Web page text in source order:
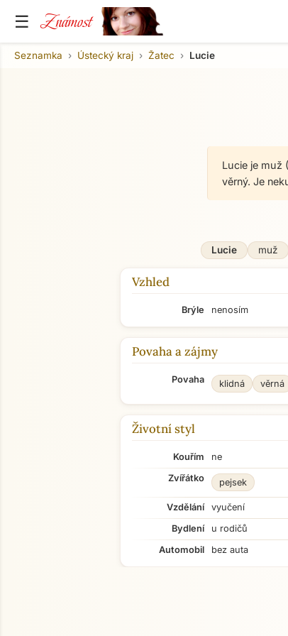
☰ Známost
Seznamka Ústecký kraj Žatec Lucie
Lucie je muž
věrný. Je
Lucie muž
Vzhled
Brýle nenosím
Povaha a zájmy
Povaha klidná věrná
Životní styl
Kouřím
ne
Zvířátko
pejsek
Vzdělání
vyučení
Bydlení
u rodičů
Automobil
bez auta